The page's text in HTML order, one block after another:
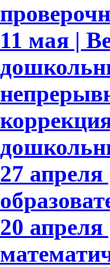
11 мая |
27
20